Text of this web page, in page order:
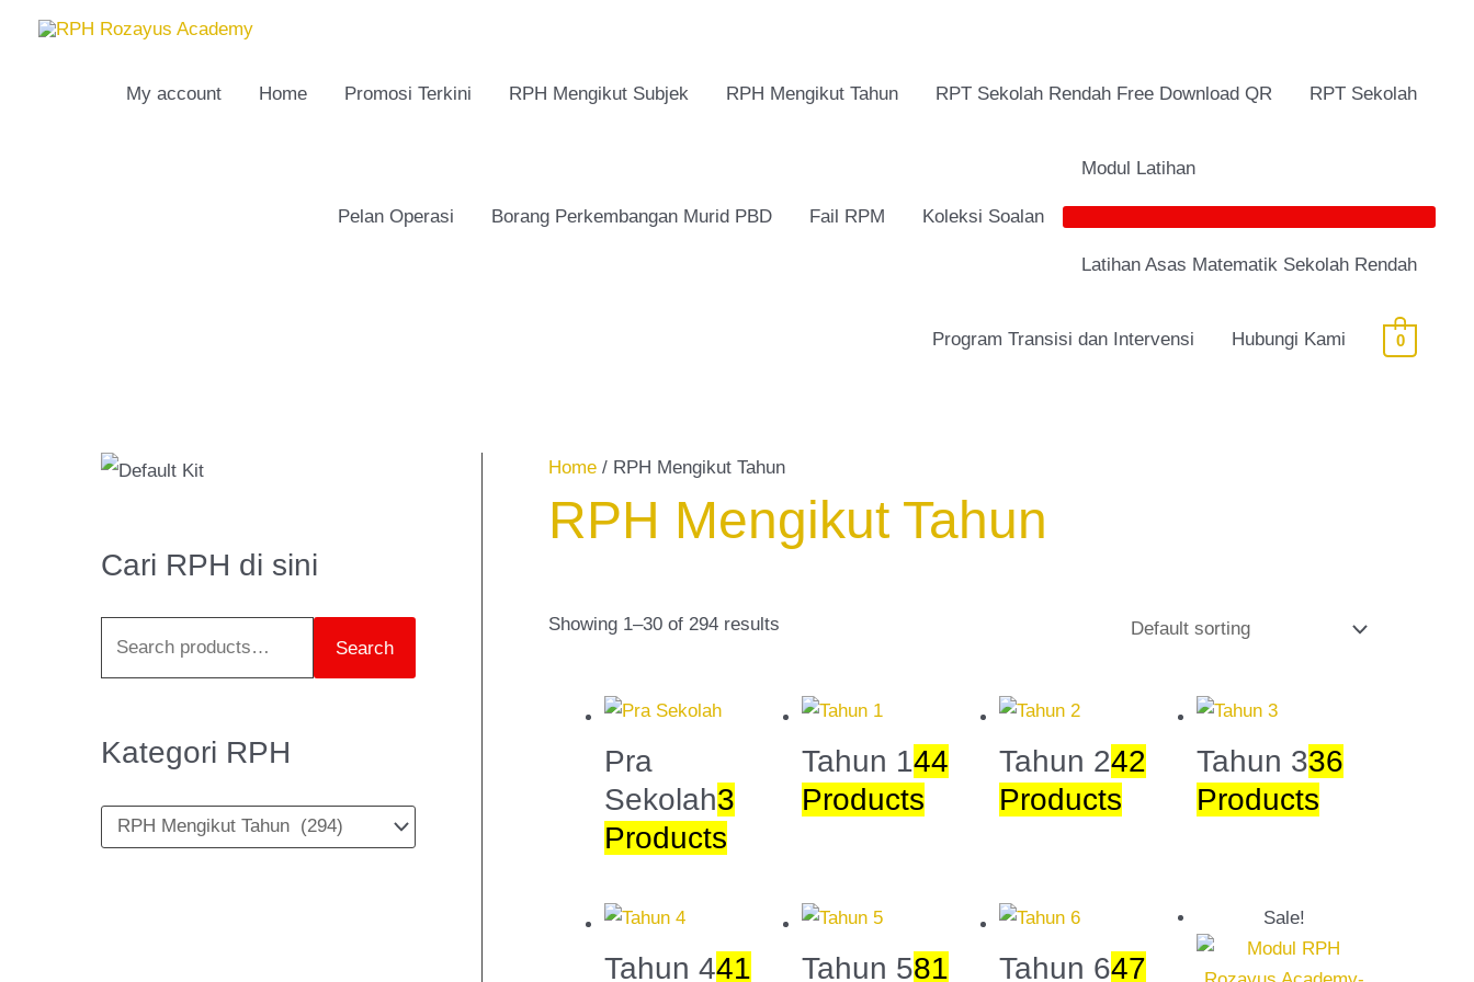
My account
Home Promosi Terkini RPH Mengikut Subjek RPH Mengikut Tahun RPT Sekolah Rendah Free Download QR RPT Sekolah
Pelan Operasi Borang Perkembangan Murid PBD Fail RPM Koleksi Soalan
Modul Latihan
Latihan Asas Matematik Sekolah Rendah
Program Transisi dan Intervensi Hubungi Kami 0
Cari RPH di sini
S
c
r
:
Search
Kategori RPH
Home / RPH Mengikut Tahun
RPH Mengikut Tahun
Showing 1–30 of 294 results
Pra
Sekolah3
Products
Tahun 144
Products
Tahun 242
Products
Tahun 336
Products
Tahun 441
Tahun 581
Tahun 647
Sale!Original
was:
RM40.00.RM35.00.